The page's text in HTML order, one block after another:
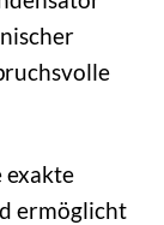
exakte
ermöglicht